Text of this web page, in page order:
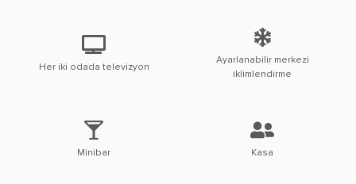
Her iki odada televizyon
Ayarlanabilir merkezi
iklimlendirme
Minibar Kasa